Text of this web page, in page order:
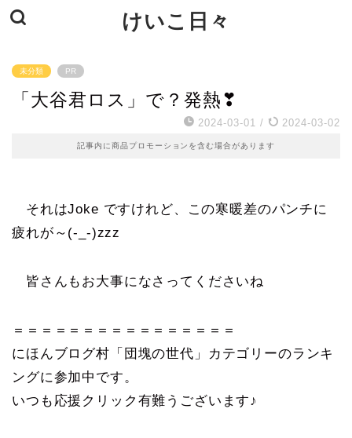
けいこ日々
未分類 PR
「大谷君ロス」で？発熱❣
2024-03-01 / 2024-03-02
記事内に商品プロモーションを含む場合があります
それはJoke ですけれど、この寒暖差のパンチに
疲れが～(-_-)zzz
皆さんもお大事になさってくださいね
＝＝＝＝＝＝＝＝＝＝＝＝＝＝＝＝
にほんブログ村「団塊の世代」カテゴリーのランキ
ングに参加中です。
いつも応援クリック有難うございます♪